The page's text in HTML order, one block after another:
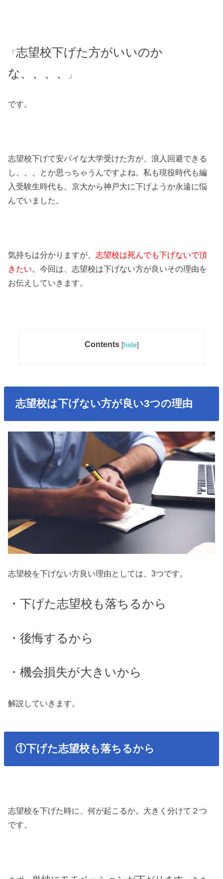
「志望校下げた方がいいのか
な、、、、
」
です。
志望校下げて安パイな大学受けた方が、浪人回避できる
し、、、とか思っちゃうんですよね。私も現役時代も編
入受験生時代も、京大から神戸大に下げようか永遠に悩
んでいました。
気持ちは分かりますが、志望校は死んでも下げないで頂
きたい。今回は、志望校は下げない方が良いその理由を
お伝えしていきます。
Contents [hide]
志望校は下げない方が良い3つの理由
志望校を下げない方良い理由としては、3つです。
・下げた志望校も落ちるから
・後悔するから
・機会損失が大きいから
解説していきます。
①下げた志望校も落ちるから
志望校を下げた時に、何が起こるか。大きく分けて２つ
です。